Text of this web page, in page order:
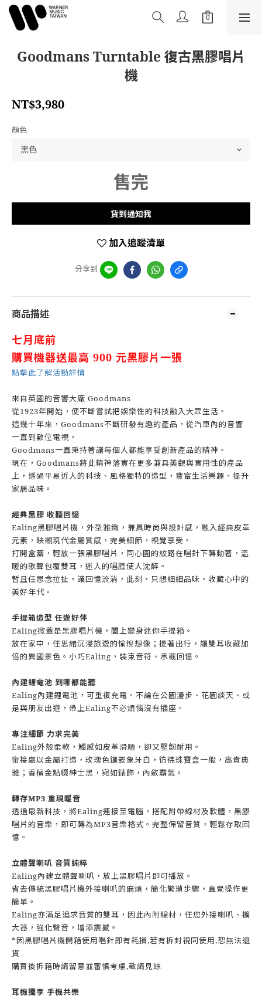
Goodmans Turntable 復古黑膠唱片
機
NT$3,980
顏色
售完
貨到通知我
加入追蹤清單
分享到
商品描述
七月底前
購買機器送最高 900 元黑膠片一張
點擊此了解活動詳情
來自英國的音響大廠 Goodmans
從1923年開始，便不斷嘗試把娛樂性的科技融入大眾生活。
這幾十年來，Goodmans不斷研發有趣的產品，從汽車內的音響
一直到數位電視，
Goodmans一直秉持著讓每個人都能享受創新產品的精神。
現在，Goodmans將此精神落實在更多兼具美觀與實用性的產品
上，透過平易近人的科技、風格獨特的造型，豐富生活樂趣、提升
家居品味。
經典黑膠 收聽回憶
Ealing黑膠唱片機，外型雅緻，兼具時尚與設計感，融入經典皮革
元素，映襯現代金屬質感，完美細節，視覺享受。
打開盒蓋，輕放一張黑膠唱片，同心圓的紋路在唱針下轉動著，溫
暖的歌聲包覆雙耳，迷人的唱腔使人沈醉。
暫且任思念拉扯，讓回憶流淌，此刻，只想細細品味，收藏心中的
美好年代。
手提箱造型 任遊好伴
Ealing掀蓋是黑膠唱片機，闔上變身迷你手提箱。
放在家中，任思緒沉浸旅遊的愉悅想像；提著出行，讓雙耳收藏加
倍的異國景色。小巧Ealing，裝束音符、承載回憶。
內建鋰電池 到哪都能聽
Ealing內建鋰電池，可重複充電。不論在公園漫步、花園談天、或
是與朋友出遊，帶上Ealing不必煩惱沒有插座。
專注細節 力求完美
Ealing外殼柔軟，觸感如皮革滑順，卻又堅韌耐用。
銜接處以金屬打造，玫瑰色鑲嵌象牙白，彷彿珠寶盒一般，高貴典
雅；香檳金點綴紳士黑，宛如錶飾，內斂霸氣。
轉存MP3 重現暖音
透過最新科技，將Ealing連接至電腦，搭配附帶線材及軟體，黑膠
唱片的音樂，即可轉為MP3音樂格式。完整保留音質，輕鬆存取回
憶。
立體聲喇叭 音質純粹
Ealing內建立體聲喇叭，放上黑膠唱片即可播放。
省去傳統黑膠唱片機外接喇叭的麻煩，簡化繁瑣步驟，直覺操作更
簡單。
Ealing亦滿足追求音質的雙耳，因此內附線材，任您外接喇叭、擴
大器，強化聲音，增添震撼。
*因黑膠唱片機開箱使用唱針即有耗損,若有拆封視同使用,恕無法退
貨
購買後拆箱時請留意並審慎考慮,敬請見諒
耳機獨享 手機共樂